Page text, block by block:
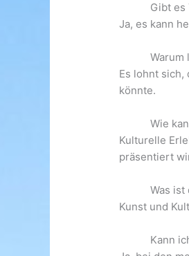
Gibt es
Ja, es kann
Warum
Es lohnt
könnte.
Wie
Kulturelle
präsentiert
Was ist
Kunst und
Kann